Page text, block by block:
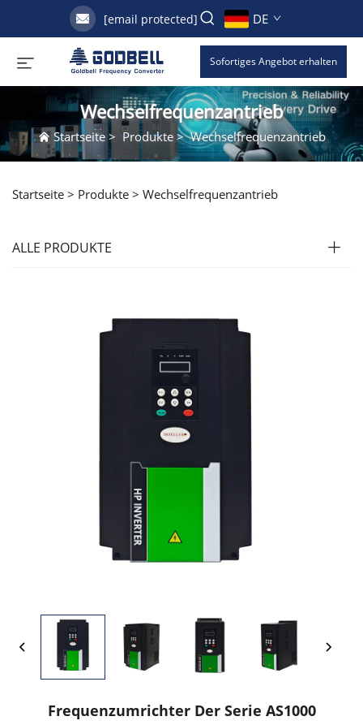
[email protected] DE
Sofortiges Angebot erhalten
Wechselfrequenzantrieb
Startseite> Produkte>Wechselfrequenzantrieb
Startseite > Produkte > Wechselfrequenzantrieb
ALLE PRODUKTE
Frequenzumrichter Der Serie AS1000